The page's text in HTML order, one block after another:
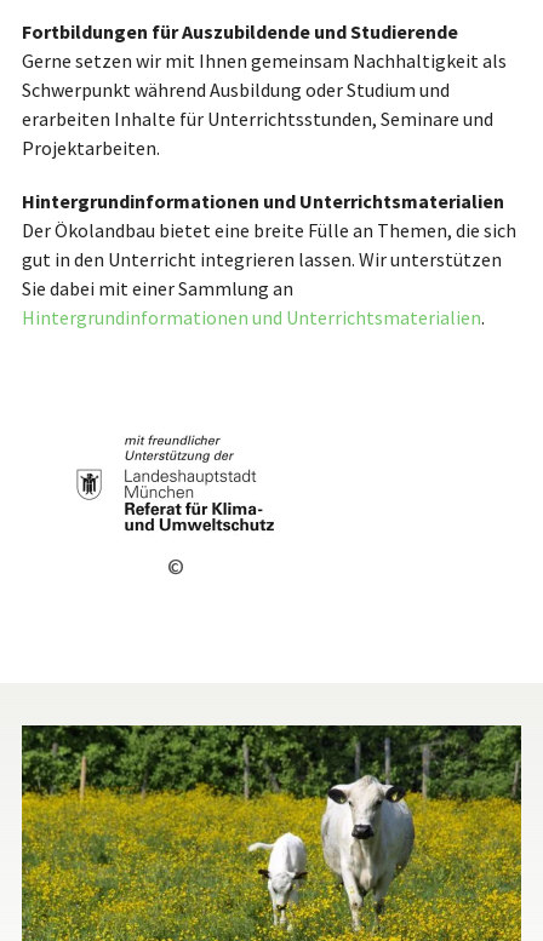
©
Fortbildungen für Auszubildende und Studierende
Gerne setzen wir mit Ihnen gemeinsam Nachhaltigkeit als
Schwerpunkt während Ausbildung oder Studium und
erarbeiten Inhalte für Unterrichtsstunden, Seminare und
Projektarbeiten.
Hintergrundinformationen und Unterrichtsmaterialien
Der Ökolandbau bietet eine breite Fülle an Themen, die sich
gut in den Unterricht integrieren lassen. Wir unterstützen
Sie dabei mit einer Sammlung an
Hintergrundinformationen und Unterrichtsmaterialien.